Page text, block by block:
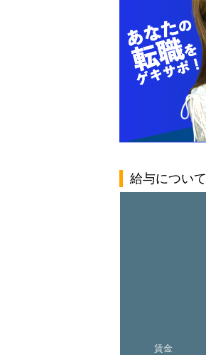
給与について
賃金